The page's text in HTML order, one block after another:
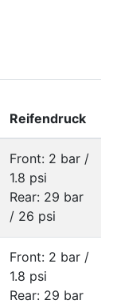
Reifendruck
Front: 2 bar /
1.8 psi
Rear: 29 bar
/ 26 psi
Front: 2 bar /
1.8 psi
Rear: 29 bar